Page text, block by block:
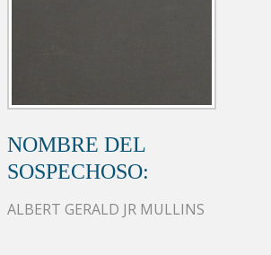
NOMBRE DEL
SOSPECHOSO:
ALBERT GERALD JR MULLINS